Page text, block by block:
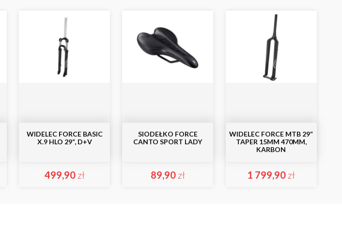
WIDELEC FORCE BASIC
X.9 HLO 29“, D+V
499,90 zł
SIODEŁKO FORCE
CANTO SPORT LADY
89,90 zł
WIDELEC FORCE MTB 29“
TAPER 15MM 470MM,
KARBON
1 799,90 zł